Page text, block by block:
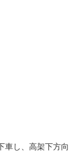
車し、高架下方向